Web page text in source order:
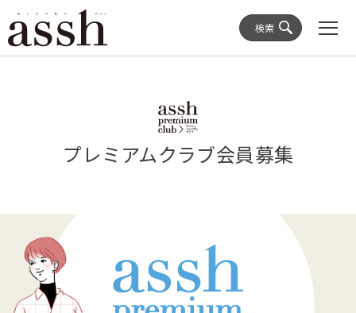
検索
プレミアムクラブ会員募集